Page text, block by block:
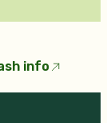
info